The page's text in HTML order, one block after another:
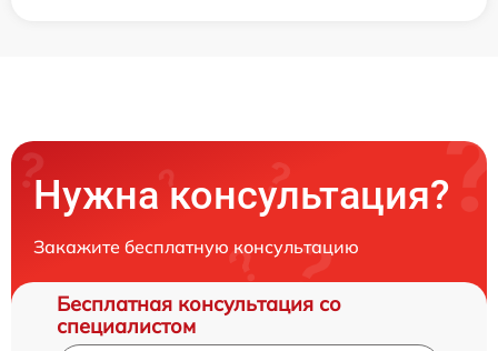
Нужна консультация?
Закажите бесплатную консультацию
Бесплатная консультация со
специалистом